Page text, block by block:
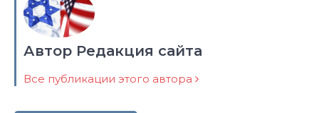
Автор Редакция сайта
Все публикации этого автора